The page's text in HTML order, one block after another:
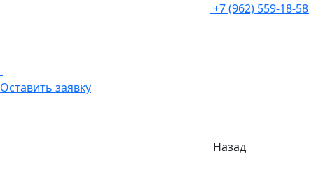
+7 (962) 559-18-58
Оставить заявку
Назад